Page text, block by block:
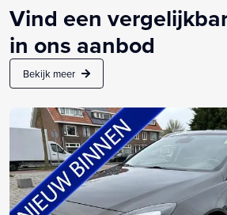
Vind een
in ons aanbod
Bekijk meer